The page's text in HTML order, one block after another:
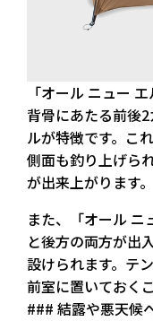
「オール ニュー
背骨にあたる前後
ルが特徴です。こ
側面も釣り上げら
が出来上がります。
また、「オール
と後方の両方が出
設けられます。テ
前室に置いておく
### 結露や悪天候